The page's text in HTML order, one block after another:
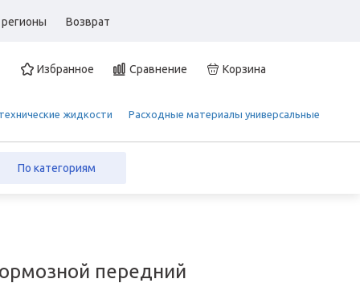
Возврат
Избранное Сравнение Корзина
жидкости Расходные материалы универсальные
По категориям
передний